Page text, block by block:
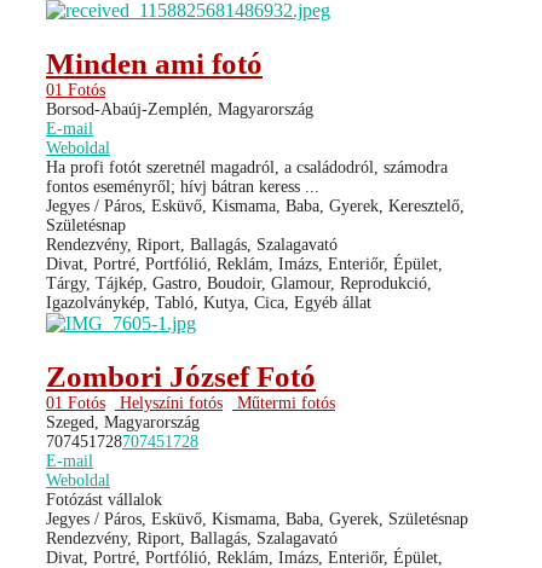
Minden ami fotó
01 Fotós
Borsod-Abaúj-Zemplén, Magyarország
E-mail
Weboldal
Ha profi fotót szeretnél magadról, a családodról, számodra
fontos eseményről; hívj bátran keress ...
Jegyes / Páros, Esküvő, Kismama, Baba, Gyerek, Keresztelő,
Születésnap
Rendezvény, Riport, Ballagás, Szalagavató
Divat, Portré, Portfólió, Reklám, Imázs, Enteriőr, Épület,
Tárgy, Tájkép, Gastro, Boudoir, Glamour, Reprodukció,
Igazolványkép, Tabló, Kutya, Cica, Egyéb állat
Zombori József Fotó
01 Fotós Helyszíni fotós
Műtermi fotós
Szeged, Magyarország
707451728707451728
E-mail
Weboldal
Fotózást vállalok
Jegyes / Páros, Esküvő, Kismama, Baba, Gyerek, Születésnap
Rendezvény, Riport, Ballagás, Szalagavató
Divat, Portré, Portfólió, Reklám, Imázs, Enteriőr, Épület,